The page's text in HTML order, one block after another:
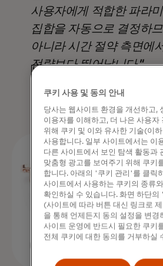
사용자에게 적합한 파라
집합을 자동으로 결정하
아니라 시간 절약 측면에
전략보다 뛰어납니다".
Nadav Yekutiel, Head of
쿠키 사용 및 동의 안내
당사는 웹사이트 환경을 개선하고,
이용자를 이해하고, 더 나은 사용자
위해 쿠키 및 이와 유사한 기술(이
사용합니다. 일부 사이트에서는 이
다른 사이트에서 보인 탐색 활동과
맞춤형 광고를 보여주기 위해 쿠키
합니다. 아래의 '쿠키 관리'를 클릭
사이트에서 사용하는 쿠키의 종류
확인하실 수 있습니다. 화면 하단
(사이트에 따라 버튼 대신 링크로
을 통해 언제든지 동의 설정을 변경
사이트 운영에 반드시 필요한 쿠키
전체 쿠키에 대한 동의를 거부하실